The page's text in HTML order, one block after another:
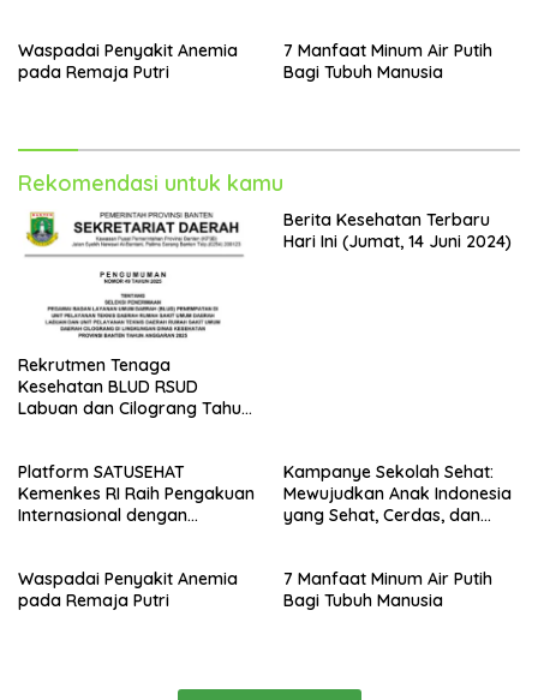
Waspadai Penyakit Anemia
pada Remaja Putri
7 Manfaat Minum Air Putih
Bagi Tubuh Manusia
Rekomendasi untuk kamu
Rekrutmen Tenaga
Kesehatan BLUD RSUD
Labuan dan Cilograng Tahun
Berita Kesehatan Terbaru
Hari Ini (Jumat, 14 Juni 2024)
Platform SATUSEHAT
Kemenkes RI Raih Pengakuan
Internasional dengan
Kampanye Sekolah Sehat:
Mewujudkan Anak Indonesia
yang Sehat, Cerdas, dan
Waspadai Penyakit Anemia
pada Remaja Putri
7 Manfaat Minum Air Putih
Bagi Tubuh Manusia